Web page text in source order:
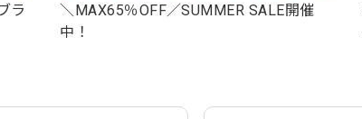
ラ
＼MAX65％OFF／SUMMER SALE開催
中！